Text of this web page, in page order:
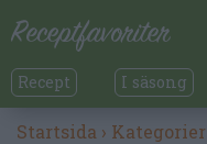
Recept I säsong
Startsida › Kategorier